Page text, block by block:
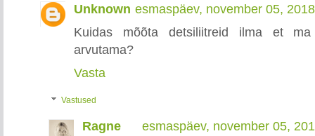
Unknown esmaspäev, november 05,
Kuidas mõõta detsiliitreid ilma et
arvutama?
Vasta
Vastused
Ragne
esmaspäev, november 05,